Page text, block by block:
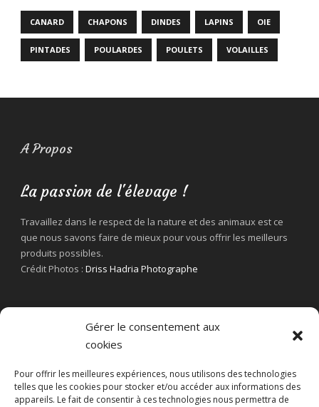
Gérer le consentement aux
cookies
Pour offrir les meilleures expériences, nous utilisons des technologies
telles que les cookies pour stocker et/ou accéder aux informations des
appareils. Le fait de consentir à ces technologies nous permettra de
CANARD CHAPONS DINDES LAPINS OIE
PINTADES POULARDES POULETS VOLAILLES
A Propos
La passion de l'élevage !
Travaillez dans le respect de la nature et des animaux est ce
que nous savons faire de mieux pour vous offrir les meilleurs
produits possibles.
Crédit Photos : Driss Hadria Photographe